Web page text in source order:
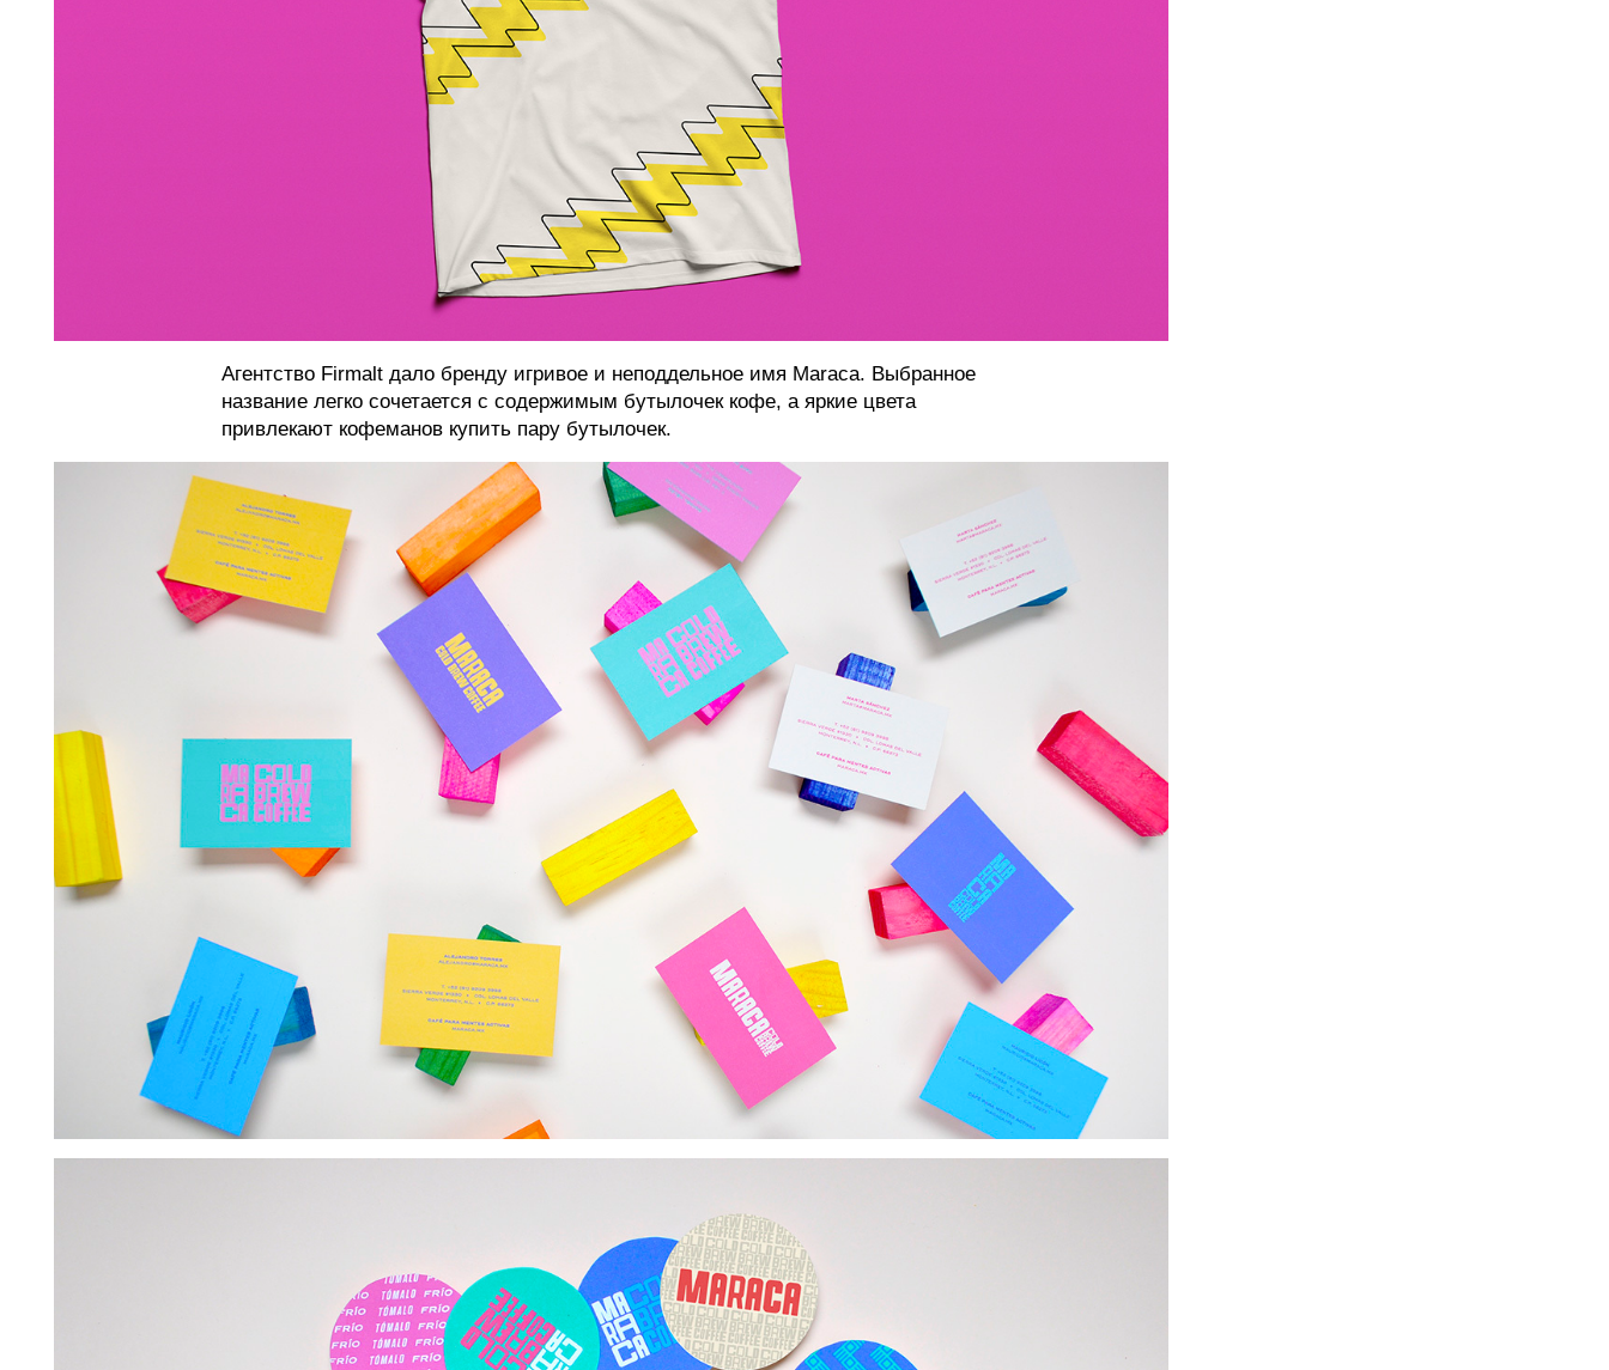
Агентство Firmalt дало бренду игривое и неподдельное имя Maraca. Выбранное
название легко сочетается с содержимым бутылочек кофе, а яркие цвета
привлекают кофеманов купить пару бутылочек.